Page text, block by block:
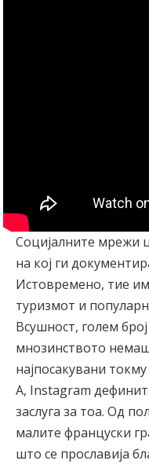
Социјалните мрежи
на кој ги
Истовремено, тие
туризмот и
Всушност, голем
мнозинството
најпосакувани
А, Instagram
заслуга за тоа. Од
малите француски
што се прославија